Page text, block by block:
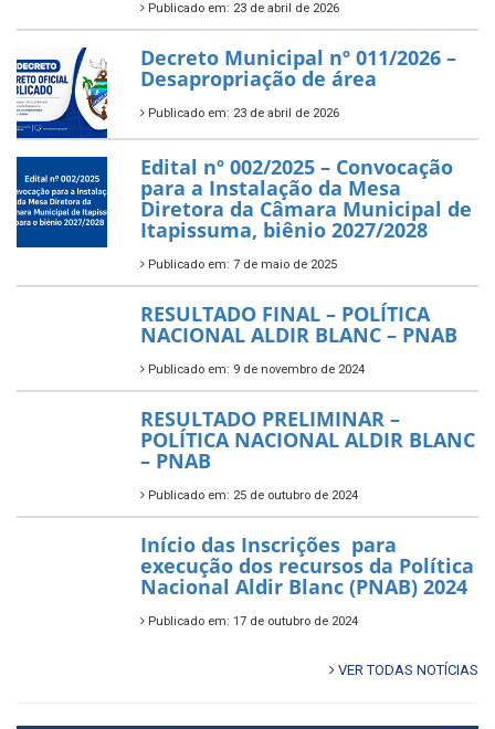
Publicado em: 23 de abril de 2026
Decreto Municipal nº 011/2026 –
Desapropriação de área
Publicado em: 23 de abril de 2026
Edital nº 002/2025 – Convocação
para a Instalação da Mesa
Diretora da Câmara Municipal de
Itapissuma, biênio 2027/2028
Publicado em: 7 de maio de 2025
RESULTADO FINAL – POLÍTICA
NACIONAL ALDIR BLANC – PNAB
Publicado em: 9 de novembro de 2024
RESULTADO PRELIMINAR –
POLÍTICA NACIONAL ALDIR BLANC
– PNAB
Publicado em: 25 de outubro de 2024
Início das Inscrições para
execução dos recursos da Política
Nacional Aldir Blanc (PNAB) 2024
Publicado em: 17 de outubro de 2024
VER TODAS NOTÍCIAS